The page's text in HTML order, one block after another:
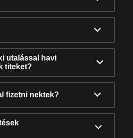
utalással havi
titeket?
fizetni nektek?